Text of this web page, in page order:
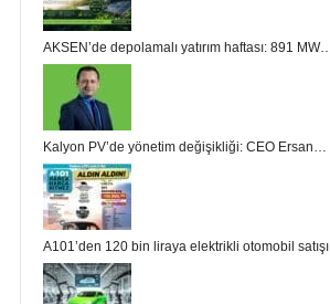
AKSEN’de depolamalı yatırım haftası: 891 MW…
Kalyon PV’de yönetim değişikliği: CEO Ersan…
A101’den 120 bin liraya elektrikli otomobil satışı